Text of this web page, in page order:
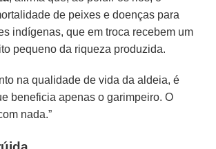
de peixes e doenças para
indígenas, que em troca recebem um
pequeno da riqueza produzida.
na qualidade de vida da aldeia, é
beneficia apenas o garimpeiro. O
nada.”